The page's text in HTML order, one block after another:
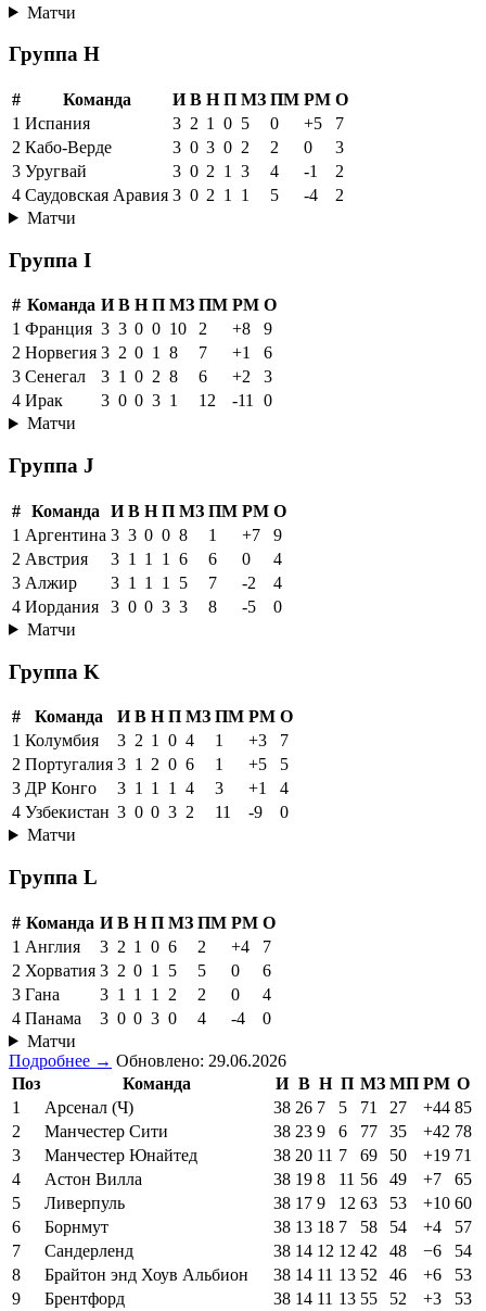
Матчи
Группа H
# Команда И В Н П МЗ ПМ РМ О
1 Испания 3 2 1 0 5 0 +5
7
2 Кабо-Верде 3 0 3 0 2 2 0
3
3 Уругвай 3 0 2 1 3 4 -1
2
4 Саудовская Аравия 3 0 2 1 1 5 -4
2
Матчи
Группа I
# Команда И В Н П МЗ ПМ РМ О
1 Франция 3 3 0 0 10 2 +8
9
2 Норвегия 3 2 0 1 8 7 +1
6
3 Сенегал 3 1 0 2 8 6 +2
3
4 Ирак 3 0 0 3 1 12 -11
0
Матчи
Группа J
# Команда И В Н П МЗ ПМ РМ О
1 Аргентина 3 3 0 0 8 1 +7
9
2 Австрия 3 1 1 1 6 6 0
4
3 Алжир 3 1 1 1 5 7 -2
4
4 Иордания 3 0 0 3 3 8 -5
0
Матчи
Группа K
# Команда И В Н П МЗ ПМ РМ О
1 Колумбия 3 2 1 0 4 1 +3
7
2 Португалия 3 1 2 0 6 1 +5
5
3 ДР Конго 3 1 1 1 4 3 +1
4
4 Узбекистан 3 0 0 3 2 11 -9
0
Матчи
Группа L
# Команда И В Н П МЗ ПМ РМ О
1 Англия 3 2 1 0 6 2 +4
7
2 Хорватия 3 2 0 1 5 5 0
6
3 Гана 3 1 1 1 2 2 0
4
4 Панама 3 0 0 3 0 4 -4
0
Матчи
Подробнее → Обновлено: 29.06.2026
Поз
Команда И В Н П МЗ МП РМ О
1
Арсенал (Ч) 38 26 7 5 71 27 +44 85
2
Манчестер Сити 38 23 9 6 77 35 +42 78
3
Манчестер Юнайтед 38 20 11 7 69 50 +19 71
4
Астон Вилла 38 19 8 11 56 49 +7
65
5
Ливерпуль 38 17 9 12 63 53 +10 60
6
Борнмут 38 13 18 7 58 54 +4
57
7
Сандерленд 38 14 12 12 42 48 −6
54
8
Брайтон энд Хоув Альбион 38 14 11 13 52 46 +6
53
9
Брентфорд 38 14 11 13 55 52 +3
53